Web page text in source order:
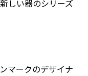
しい器のシリーズ
マークのデザイナ